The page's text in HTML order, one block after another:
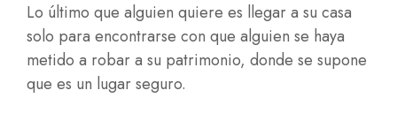
Lo último que alguien quiere es llegar a su casa
solo para encontrarse con que alguien se haya
metido a robar a su patrimonio, donde se supone
que es un lugar seguro.